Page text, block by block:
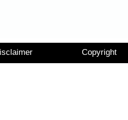
Copyright